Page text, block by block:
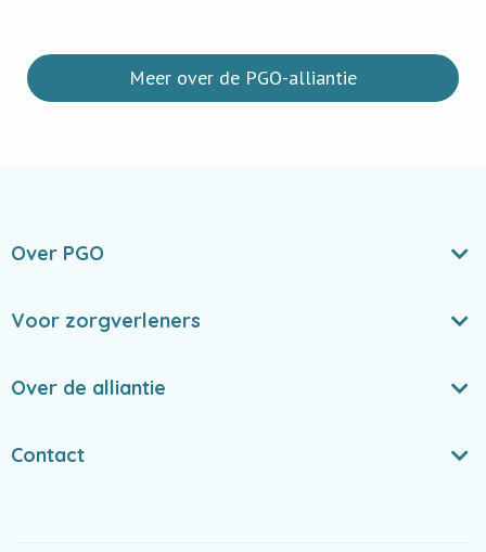
Meer over de PGO-alliantie
Over PGO
Voor zorgverleners
Over de alliantie
Contact